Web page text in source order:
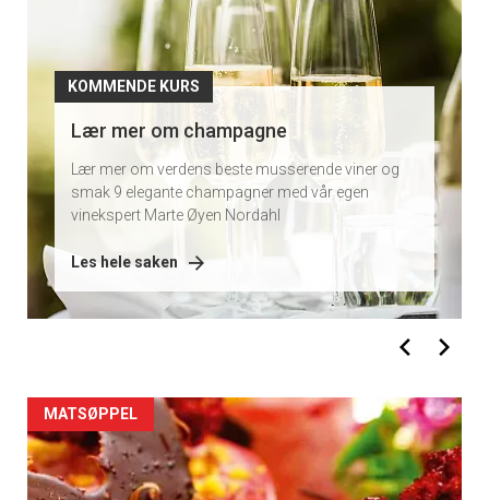
MATSØPPEL
KOMMENDE KURS
Lær mer om champagne
Lær mer om verdens beste musserende viner og
smak 9 elegante champagner med vår egen
vinekspert Marte Øyen Nordahl
Les hele saken